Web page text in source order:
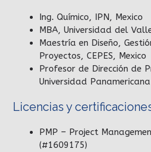
Ing. Químico, IPN, Mexico
MBA, Universidad del
Maestría en Diseño,
Proyectos, CEPES, Mexico
Profesor de Dirección de
Universidad Panamericana
Licencias y
PMP – Project
(#1609175)